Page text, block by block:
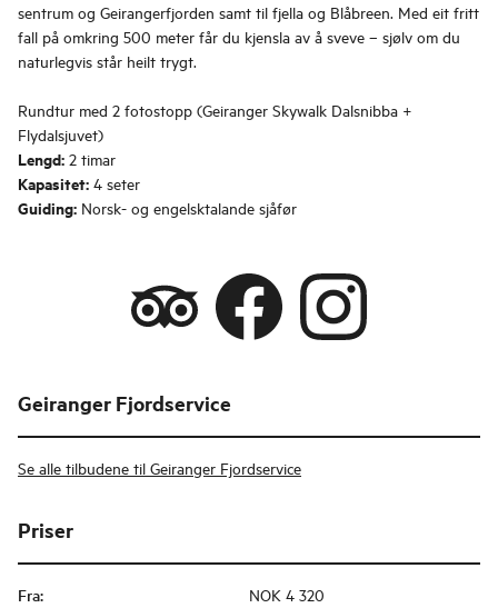
sentrum og Geirangerfjorden samt til fjella og Blåbreen. Med eit fritt
fall på omkring 500 meter får du kjensla av å sveve – sjølv om du
naturlegvis står heilt trygt.
Rundtur med 2 fotostopp (Geiranger Skywalk Dalsnibba +
Flydalsjuvet)
Lengd: 2 timar
Kapasitet: 4 seter
Guiding: Norsk- og engelsktalande sjåfør
Geiranger Fjordservice
Se alle tilbudene til Geiranger Fjordservice
Priser
Fra: NOK 4 320